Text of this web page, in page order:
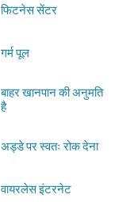
फिटनेस सेंटर
गर्म पूल
बाहर खानपान की अनुमति
है
अड्डे पर स्वतः रोक देना
वायरलेस इंटरनेट